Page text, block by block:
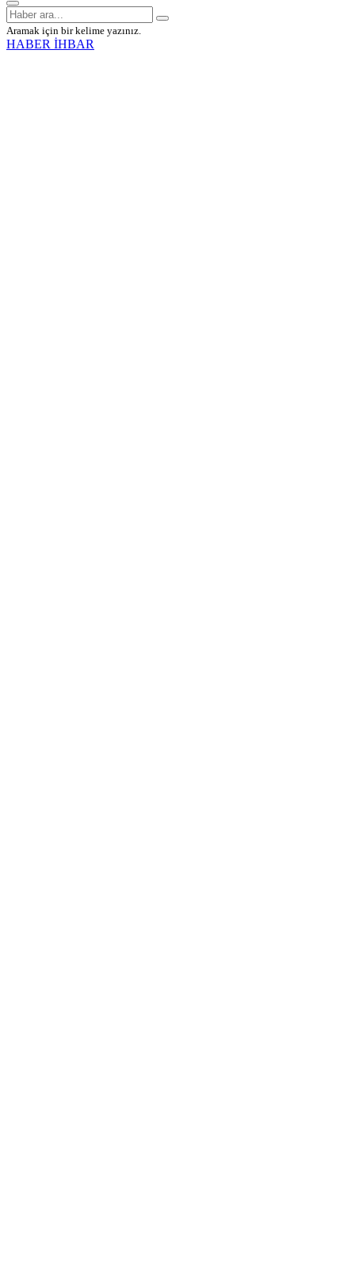
Aramak için bir kelime yazınız.
HABER İHBAR